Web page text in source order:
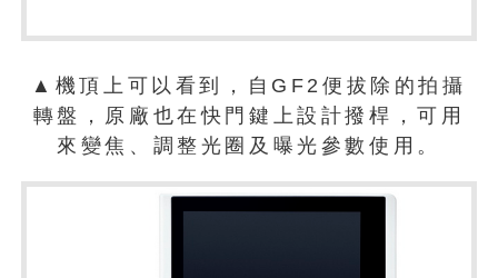
▲機頂上可以看到，自GF2便拔除的拍攝
轉盤，原廠也在快門鍵上設計撥桿，可用
來變焦、調整光圈及曝光參數使用。